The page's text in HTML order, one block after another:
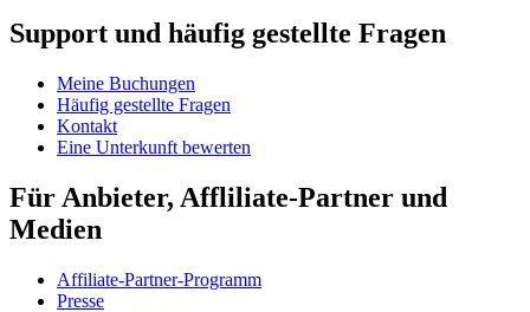
Support und häufig gestellte Fragen
Meine Buchungen
Häufig gestellte Fragen
Kontakt
Eine Unterkunft bewerten
Für Anbieter, Affliliate-Partner und
Medien
Affiliate-Partner-Programm
Presse